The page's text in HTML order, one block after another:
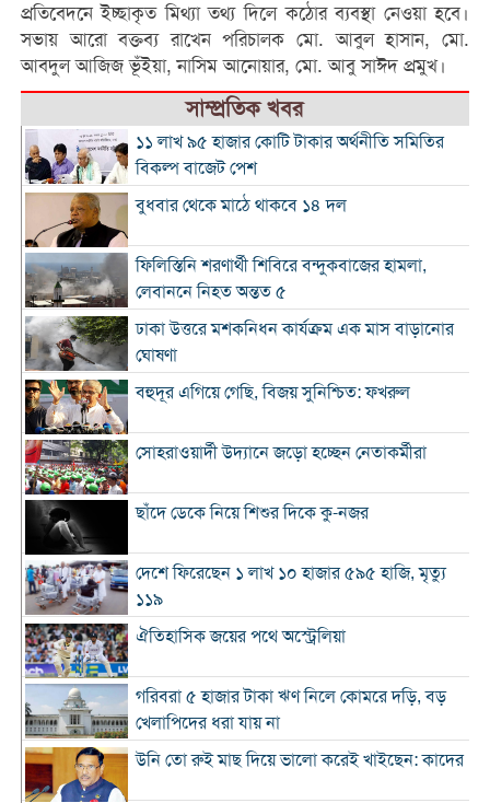
প্রতিবেদনে ইচ্ছাকৃত মিথ্যা তথ্য দিলে কঠোর ব্যবস্থা নেওয়া হবে।
সভায় আরো বক্তব‌্য রাখেন পরিচালক মো. আবুল হাসান, মো.
আবদুল আজিজ ভূঁইয়া, নাসিম আনোয়ার, মো. আবু সাঈদ প্রমুখ।
সাম্প্রতিক খবর
১১ লাখ ৯৫ হাজার কোটি টাকার অর্থনীতি সমিতির
বিকল্প বাজেট পেশ
বুধবার থেকে মাঠে থাকবে ১৪ দল
ফিলিস্তিনি শরণার্থী শিবিরে বন্দুকবাজের হামলা,
লেবাননে নিহত অন্তত ৫
ঢাকা উত্তরে মশকনিধন কার্যক্রম এক মাস বাড়ানোর
ঘোষণা
বহুদূর এগিয়ে গেছি, বিজয় সুনিশ্চিত: ফখরুল
সোহরাওয়ার্দী উদ্যানে জড়ো হচ্ছেন নেতাকর্মীরা
ছাঁদে ডেকে নিয়ে শিশুর দিকে কু-নজর
দেশে ফিরেছেন ১ লাখ ১০ হাজার ৫৯৫ হাজি, মৃত্যু
১১৯
ঐতিহাসিক জয়ের পথে অস্ট্রেলিয়া
গরিবরা ৫ হাজার টাকা ঋণ নিলে কোমরে দড়ি, বড়
খেলাপিদের ধরা যায় না
উনি তো রুই মাছ দিয়ে ভালো করেই খাইছেন: কাদের